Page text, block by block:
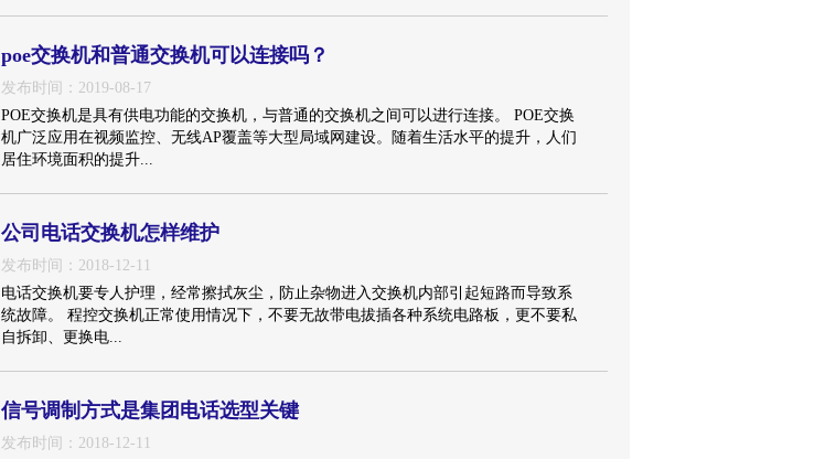
poe交换机和普通交换机可以连接吗？
发布时间：2019-08-17
POE交换机是具有供电功能的交换机，与普通的交换机之间可以进行连接。 POE交换
机广泛应用在视频监控、无线AP覆盖等大型局域网建设。随着生活水平的提升，人们
居住环境面积的提升...
公司电话交换机怎样维护
发布时间：2018-12-11
电话交换机要专人护理，经常擦拭灰尘，防止杂物进入交换机内部引起短路而导致系
统故障。 程控交换机正常使用情况下，不要无故带电拔插各种系统电路板，更不要私
自拆卸、更换电...
信号调制方式是集团电话选型关键
发布时间：2018-12-11